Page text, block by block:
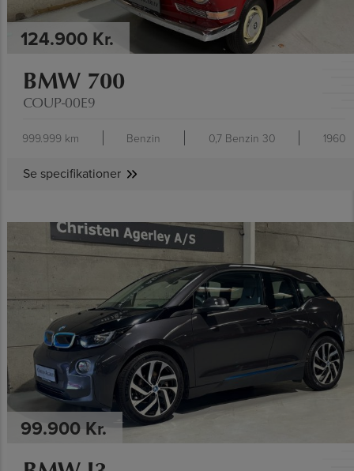
124.900 Kr.
BMW 700
COUP-00E9
999.999 km Benzin 0,7 Benzin 30 1960
Se specifikationer
99.900 Kr.
SE SPECIFIKATIONER